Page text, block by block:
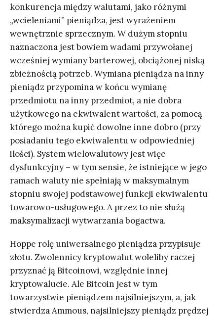
konkurencja między walutami, jako różnymi
„wcieleniami” pieniądza, jest wyrażeniem
wewnętrznie sprzecznym. W dużym stopniu
naznaczona jest bowiem wadami przywołanej
wcześniej wymiany barterowej, obciążonej niską
zbieżnością potrzeb. Wymiana pieniądza na inny
pieniądz przypomina w końcu wymianę
przedmiotu na inny przedmiot, a nie dobra
użytkowego na ekwiwalent wartości, za pomocą
którego można kupić dowolne inne dobro (przy
posiadaniu tego ekwiwalentu w odpowiedniej
ilości). System wielowalutowy jest więc
dysfunkcyjny – w tym sensie, że istniejące w jego
ramach waluty nie spełniają w maksymalnym
stopniu swojej podstawowej funkcji ekwiwalentu
towarowo-usługowego. A przez to nie służą
maksymalizacji wytwarzania bogactwa.
Hoppe rolę uniwersalnego pieniądza przypisuje
złotu. Zwolennicy kryptowalut woleliby raczej
przyznać ją Bitcoinowi, względnie innej
kryptowalucie. Ale Bitcoin jest w tym
towarzystwie pieniądzem najsilniejszym, a, jak
stwierdza Ammous, najsilniejszy pieniądz prędzej